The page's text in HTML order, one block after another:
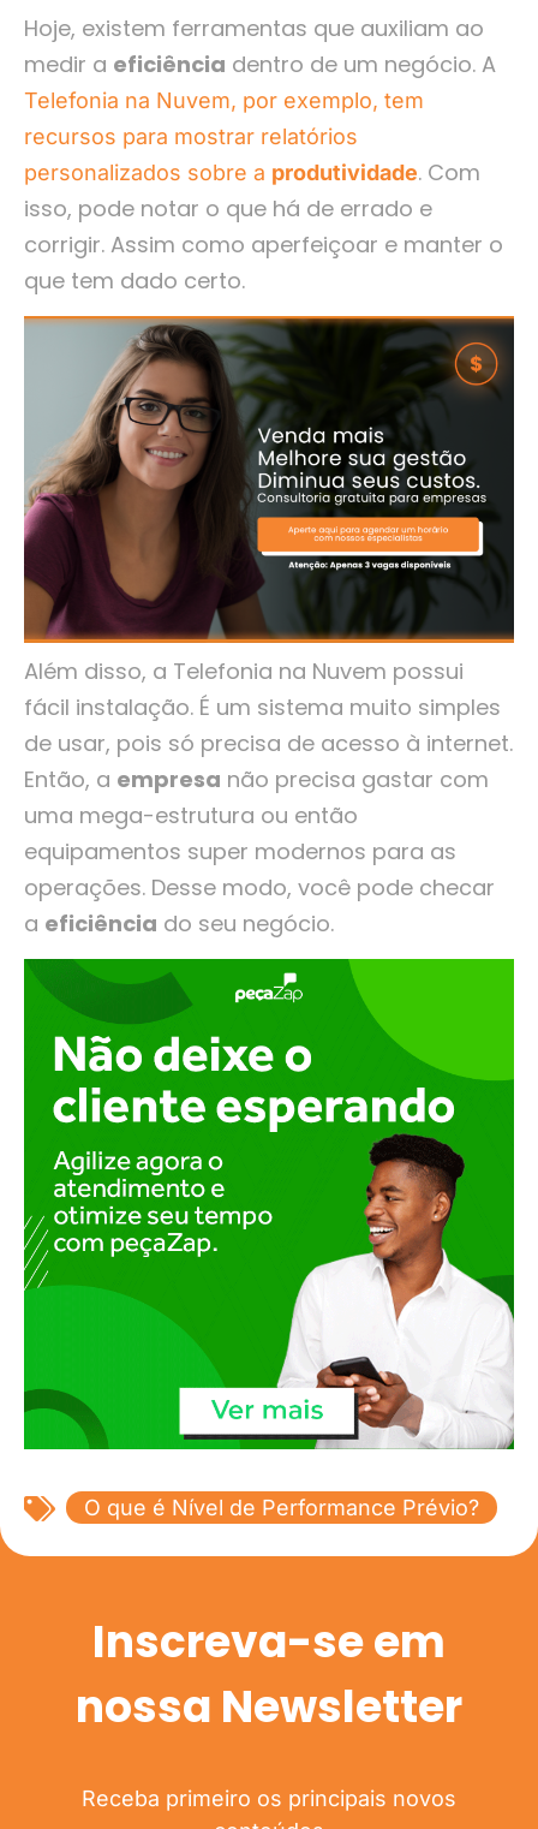
Hoje, existem ferramentas que auxiliam ao
medir a eficiência dentro de um negócio. A
Telefonia na Nuvem, por exemplo, tem
recursos para mostrar relatórios
personalizados sobre a produtividade. Com
isso, pode notar o que há de errado e
corrigir. Assim como aperfeiçoar e manter o
que tem dado certo.
Além disso, a Telefonia na Nuvem possui
fácil instalação. É um sistema muito simples
de usar, pois só precisa de acesso à internet.
Então, a empresa não precisa gastar com
uma mega-estrutura ou então
equipamentos super modernos para as
operações. Desse modo, você pode checar
a eficiência do seu negócio.
O que é Nível de Performance Prévio?
Inscreva-se em
nossa Newsletter
Receba primeiro os principais novos